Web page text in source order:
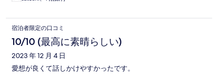
宿泊者限定の口コミ
10/10 (最高に素晴らしい)
2023 年 12 月 4 日
愛想が良くて話しかけやすかったです。